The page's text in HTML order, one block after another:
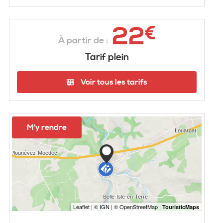
À partir de : 22€
Tarif plein
Voir tous les tarifs
M'y rendre